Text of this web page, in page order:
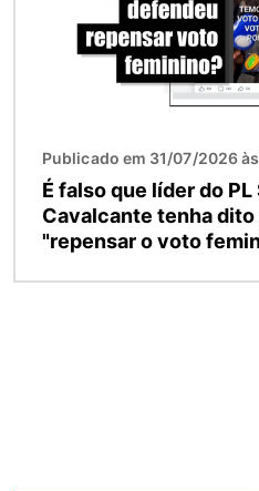
Publicado em 31/07/2026
É falso que líder do
Cavalcante tenha
"repensar o voto